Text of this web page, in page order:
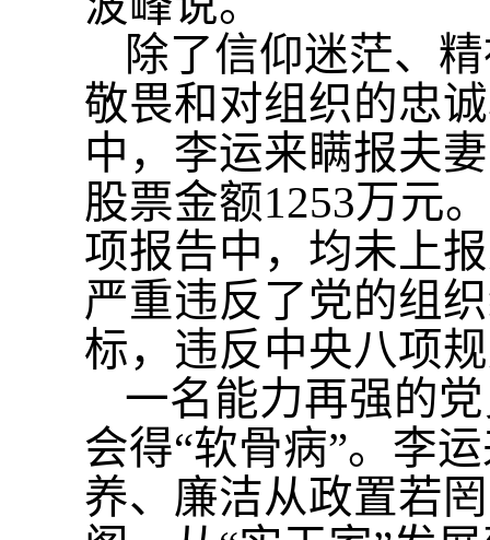
除了信仰迷茫、
敬畏和对组织的忠
中，李运来瞒报夫
股票金额1253万元
项报告中，均未上
严重违反了党的组
标，违反中央八项
一名能力再强的
会得“软骨病”。李
养、廉洁从政置若